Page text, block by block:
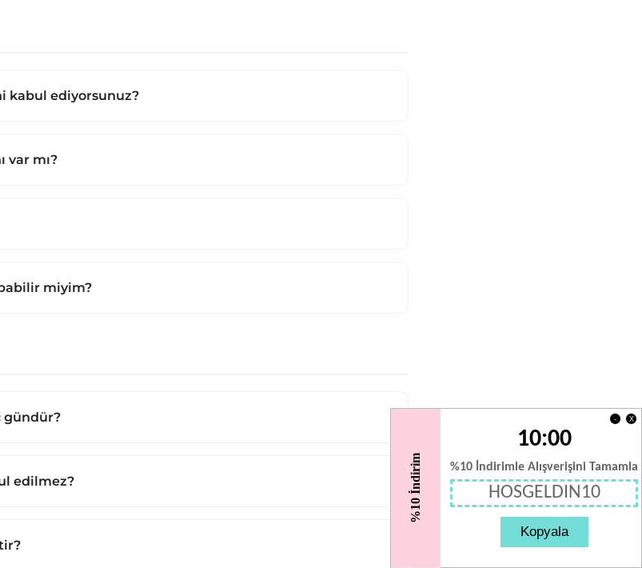
%10 İndirim
10:00
%10 İndirimle Alışverişini Tamamla
HOSGELDIN10
Kopyala
X
-
kabul ediyorsunuz?
var mı?
miyim?
gündür?
edilmez?